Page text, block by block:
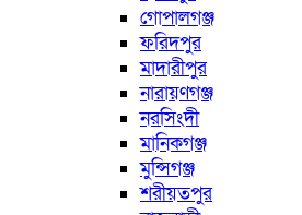
গোপালগঞ্জ
ফরিদপুর
মাদারীপুর
নারায়ণগঞ্জ
নরসিংদী
মানিকগঞ্জ
মুন্সিগঞ্জ
শরীয়তপুর